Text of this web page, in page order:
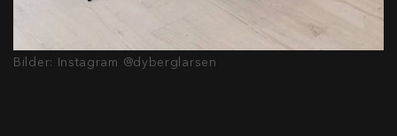
Bilder: Instagram @dyberglarsen